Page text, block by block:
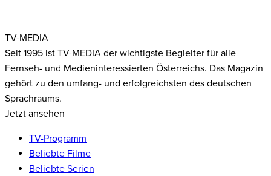
TV-MEDIA
Seit 1995 ist TV-MEDIA der wichtigste Begleiter für alle
Fernseh- und Medieninteressierten Österreichs. Das Magazin
gehört zu den umfang- und erfolgreichsten des deutschen
Sprachraums.
Jetzt ansehen
TV-Programm
Beliebte Filme
Beliebte Serien